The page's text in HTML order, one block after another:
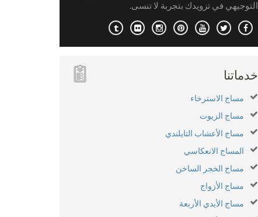
التوجيهي في تزويدك بتجربة لا تنسى.
خدماتنا
مساج الاسترخاء
مساج الزيوت
مساج الأعشاب التايلندي
المساج الانعكاسي
مساج الخجر الساخن
مساج الأزواج
مساج الأيدي الأربعة